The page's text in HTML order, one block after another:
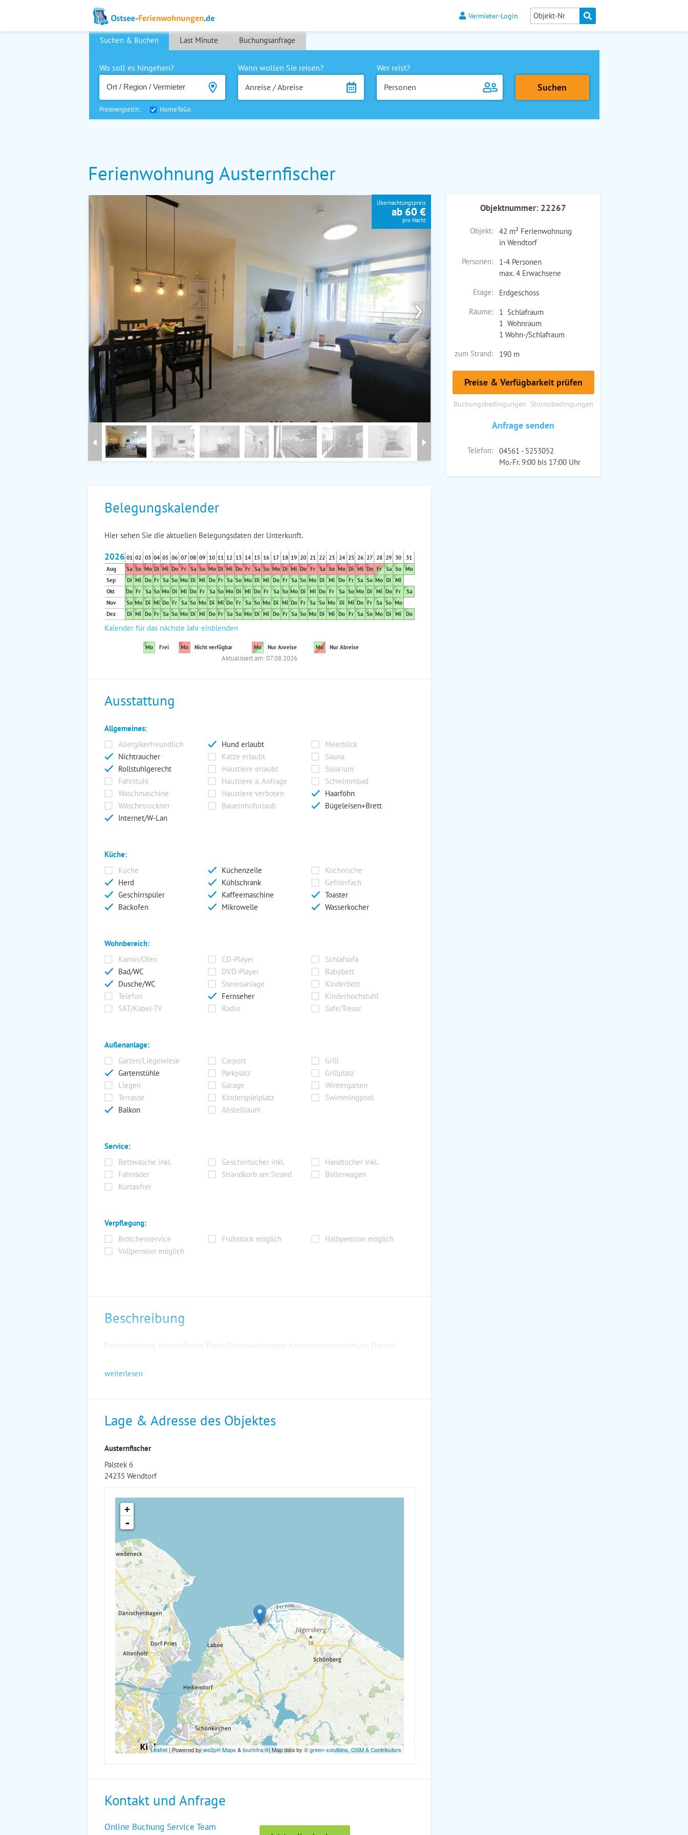
Vermieter-Login
Suchen & Buchen Last Minute Buchungsanfrage
Wo soll es hingehen?
Wann wollen Sie reisen?
Anreise / Abreise
Wer reist?
Personen
Preisvergleich: HomeToGo
Ferienwohnung Austernfischer
›
Übernachtungspreis
ab 60 €
pro Nacht
Objektnummer: 22267
Objekt:
42 m² Ferienwohnung
in Wendtorf
Personen:
1-4 Personen
max. 4 Erwachsene
Etage:
Erdgeschoss
Räume:
1 Schlafraum
1 Wohnraum
1 Wohn-/Schlafraum
zum Strand:
190 m
Preise & Verfügbarkeit prüfen
Buchungsbedingungen Stornobedingungen
Anfrage senden
Telefon:
04561 - 5253052
Mo.-Fr. 9:00 bis 17:00 Uhr
Belegungskalender
Hier sehen Sie die aktuellen Belegungsdaten der Unterkunft.
2026 01 02 03 04 05 06 07 08 09 10 11 12 13 14 15 16 17 18 19 20 21 22 23 24 25 26 27 28 29 30
31
Aug
Sa So Mo Di Mi Do Fr Sa So Mo Di Mi Do Fr Sa So Mo Di Mi Do Fr Sa So Mo Di Mi Do Fr Sa So Mo
Sep
Di Mi Do Fr Sa So Mo Di Mi Do Fr Sa So Mo Di Mi Do Fr Sa So Mo Di Mi Do Fr Sa So Mo Di Mi
Okt
Do Fr Sa So Mo Di Mi Do Fr Sa So Mo Di Mi Do Fr Sa So Mo Di Mi Do Fr Sa So Mo Di Mi Do Fr
Sa
Nov
So Mo Di Mi Do Fr Sa So Mo Di Mi Do Fr Sa So Mo Di Mi Do Fr Sa So Mo Di Mi Do Fr Sa So Mo
Dez
Di Mi Do Fr Sa So Mo Di Mi Do Fr Sa So Mo Di Mi Do Fr Sa So Mo Di Mi Do Fr Sa So Mo Di Mi Do
Kalender für das nächste Jahr einblenden
Mo Frei Mo Nicht verfügbar Mo Nur Anreise Mo Nur Abreise
Aktualisiert am: 07.08.2026
Ausstattung
Allgemeines:
Allergikerfreundlich
Hund erlaubt
Meerblick
Nichtraucher
Katze erlaubt
Sauna
Rollstuhlgerecht
Haustiere erlaubt
Solarium
Fahrstuhl
Haustiere a. Anfrage
Schwimmbad
Waschmaschine
Haustiere verboten
Haarföhn
Wäschetrockner
Bauernhofurlaub
Bügeleisen+Brett
Internet/W-Lan
Küche:
Küche
Küchenzeile
Kochnische
Herd
Kühlschrank
Gefrierfach
Geschirrspüler
Kaffeemaschine
Toaster
Backofen
Mikrowelle Wasserkocher
Wohnbereich:
Kamin/Ofen
CD-Player
Schlafsofa
Bad/WC
DVD-Player
Babybett
Dusche/WC
Stereoanlage
Kinderbett
Telefon
Fernseher
Kinderhochstuhl
SAT/Kabel-TV
Radio Safe/Tresor
Außenanlage:
Garten/Liegewiese
Carport
Grill
Gartenstühle
Parkplatz
Grillplatz
Liegen
Garage
Wintergarten
Terrasse
Kinderspielplatz
Swimmingpool
Balkon
Abstellraum
Service:
Bettwäsche inkl.
Geschirrtücher inkl.
Handtücher inkl.
Fahrräder
Strandkorb am Strand
Bollerwagen
Kurtaxfrei
Verpflegung:
Brötchenservice
Frühstück möglich
Halbpension möglich
Vollpension möglich
Beschreibung
Ferienwohnung Austernfischer Förde Ferienwohnungen Appartementvermittlung Dressel
weiterlesen
Lage & Adresse des Objektes
Austernfischer
Palstek 6
24235 Wendtorf
+
-
Leaflet | Powered bywe2p® Maps &tourinfra ®| Map data by ©green-solutions,OSM & Contributors
Kontakt und Anfrage
Online Buchung Service Team